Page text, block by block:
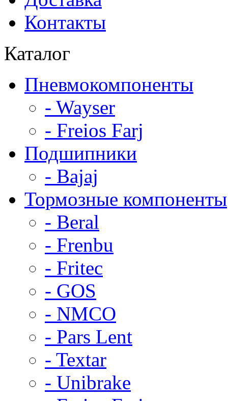
Контакты
Каталог
Пневмокомпоненты
- Wayser
- Freios Farj
Подшипники
- Bajaj
Тормозные компоненты
- Beral
- Frenbu
- Fritec
- GOS
- NMCO
- Pars Lent
- Textar
- Unibrake